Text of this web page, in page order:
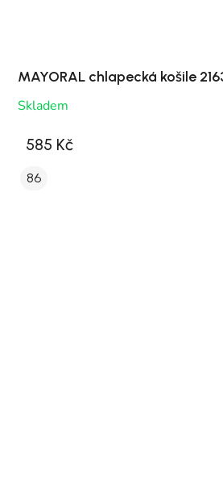
MAYORAL chlapecká košile
Skladem
585 Kč
86